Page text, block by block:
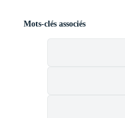
Mots-clés associés